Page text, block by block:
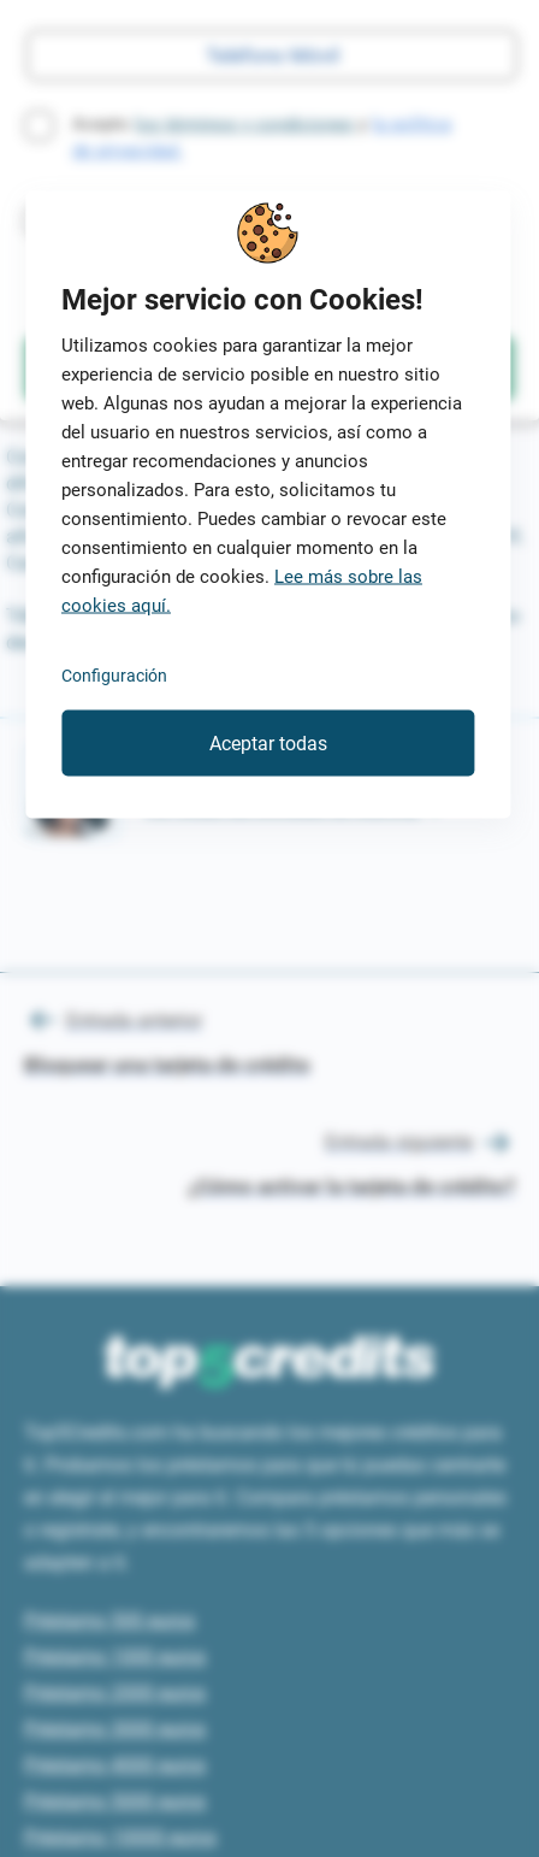
Acepto los términos y condiciones
la política
de privacidad.
Sí, Top5Credits puede contactarme por e-mail
o mensajes de texto ofreciéndome ofertas de
solo hacer un clic.
Comparamos préstamos de 100 a 10.000 euros con
diferentes tipos de intereses, desde el 0% hasta el 390%.
Como ejemplo, un préstamo de 1.000€ a un plazo de dos
años, con un TAE del 79,38% tiene unos intereses de 737,61€.
Cantidad total a devolver 1.737,61€.
TAE mínimo 0% - TAE máximo 390%. Devuélvelo en un plazo
desde 3 a 72 meses.
Por Martina
Navegación
de
Entrada anterior
Bloquear una tarjeta de crédito
Entrada siguiente
¿Cómo activar la tarjeta de crédito?
Top5Credits.com ha buscando los mejores créditos para
tí. Probamos los préstamos para que tú puedas centrarte
en elegir el mejor para tí. Compara préstamos personales
o regístrate, y encontraremos las 5 opciones que más se
adapten a tí.
Préstamo 500 euros
Préstamo 1000 euros
Préstamo 2000 euros
Préstamo 3000 euros
Préstamo 4000 euros
Préstamo 5000 euros
Préstamo 10000 euros
Mejor servicio con Cookies!
Utilizamos cookies para garantizar la mejor
experiencia de servicio posible en nuestro sitio
web. Algunas nos ayudan a mejorar la experiencia
del usuario en nuestros servicios, así como a
entregar recomendaciones y anuncios
personalizados. Para esto, solicitamos tu
consentimiento. Puedes cambiar o revocar este
consentimiento en cualquier momento en la
configuración de cookies. Lee más sobre las
cookies aquí.
Configuración
Aceptar todas